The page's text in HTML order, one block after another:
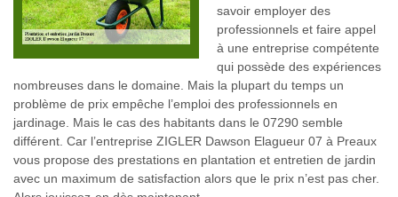
savoir employer des
professionnels et faire appel
à une entreprise compétente
qui possède des expériences
nombreuses dans le domaine. Mais la plupart du temps un
problème de prix empêche l’emploi des professionnels en
jardinage. Mais le cas des habitants dans le 07290 semble
différent. Car l’entreprise ZIGLER Dawson Elagueur 07 à Preaux
vous propose des prestations en plantation et entretien de jardin
avec un maximum de satisfaction alors que le prix n’est pas cher.